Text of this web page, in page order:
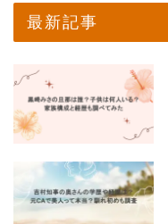
最新記事